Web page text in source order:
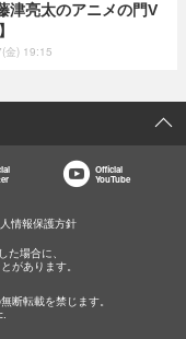
津亮太のアニメの門V
金) 19:15
Official
YouTube
情報保護方針
た場合に、
があります。
断転載を禁じます。